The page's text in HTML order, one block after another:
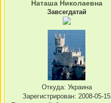
Наташа Николаевна
Завсегдатай
Откуда: Украина
Зарегистрирован: 2008-05-15